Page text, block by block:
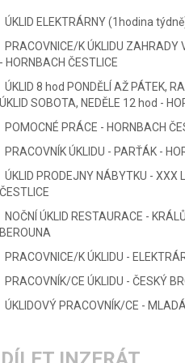
ÚKLID ELEKTRÁRNY (1hodina
PRACOVNICE/K ÚKLIDU ZAHRADY
- HORNBACH ČESTLICE
ÚKLID 8 hod PONDĚLÍ AŽ PÁTEK,
ÚKLID SOBOTA, NEDĚLE 12 hod -
POMOCNÉ PRÁCE - HORNBACH
PRACOVNÍK ÚKLIDU - PARŤÁK -
ÚKLID PRODEJNY NÁBYTKU - XXX
ČESTLICE
NOČNÍ ÚKLID RESTAURACE -
BEROUNA
PRACOVNICE/K ÚKLIDU -
PRACOVNÍK/CE ÚKLIDU - ČESKÝ
ÚKLIDOVÝ PRACOVNÍK/CE -